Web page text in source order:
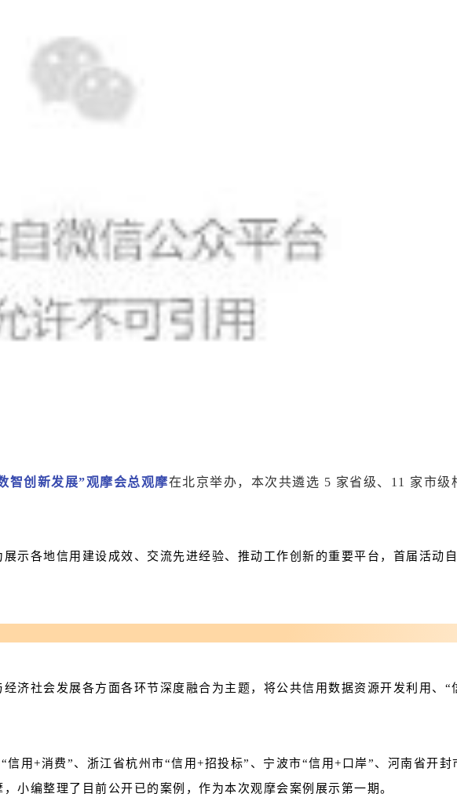
智创新发展”观摩会总观摩在北京举办，本次共遴选 5 家省级、11 家市级
示各地信用建设成效、交流先进经验、推动工作创新的重要平台，首届活动
济社会发展各方面各环节深度融合为主题，将公共信用数据资源开发利用、“
用+消费”、浙江省杭州市“信用+招投标” 、宁波市“信用+口岸”、河南省开
小编整理了目前公开已的案例，作为本次观摩会案例展示第一期。